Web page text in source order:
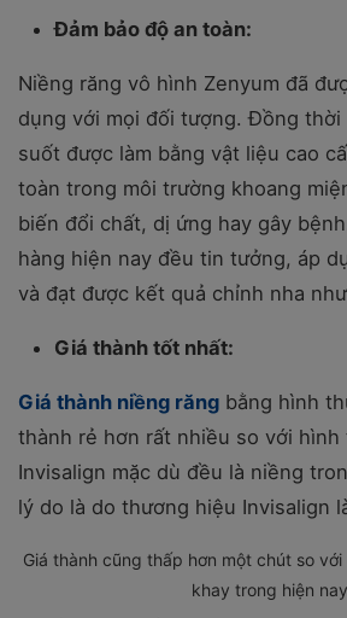
Đảm bảo độ an toàn:
Niềng răng vô hình Zenyum đã
dụng với mọi đối tượng. Đồng thời
suốt được làm bằng vật liệu cao
toàn trong môi trường khoang
biến đổi chất, dị ứng hay gây
hàng hiện nay đều tin tưởng, áp
và đạt được kết quả chỉnh nha
Giá thành tốt nhất:
Giá thành niềng răng bằng hình
thành rẻ hơn rất nhiều so với hình
Invisalign mặc dù đều là niềng
lý do là do thương hiệu Invisalign
Giá thành cũng thấp hơn một chút so
khay trong hiện nay